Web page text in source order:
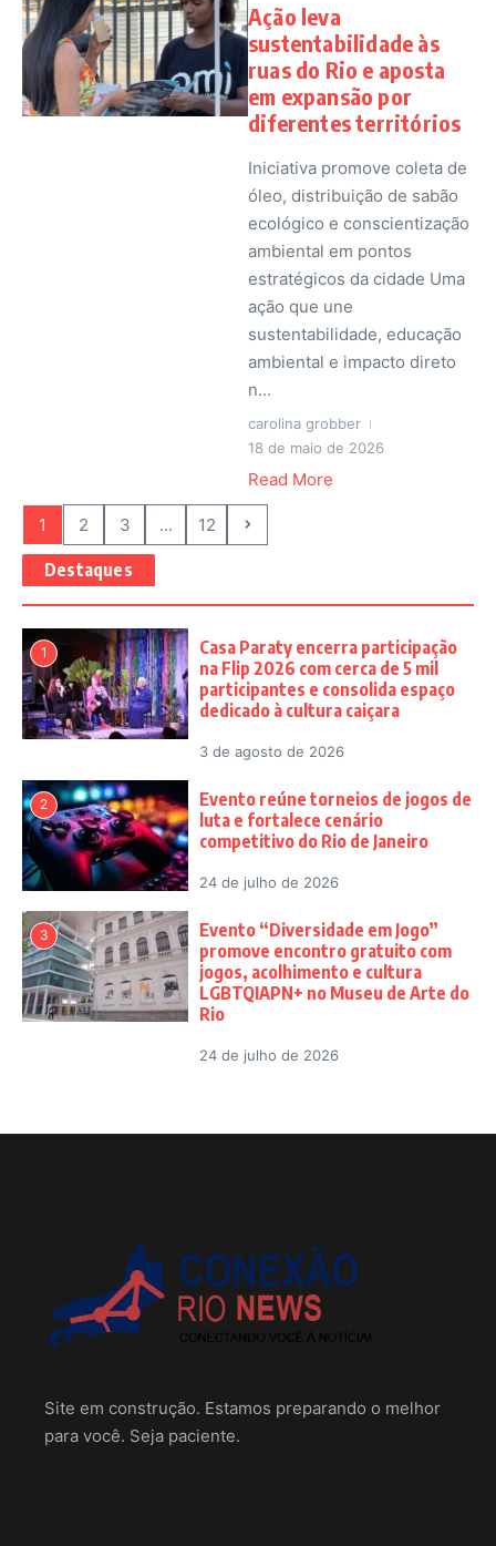
Ação leva
sustentabilidade às
ruas do Rio e aposta
em expansão por
diferentes territórios
Iniciativa promove coleta de
óleo, distribuição de sabão
ecológico e conscientização
ambiental em pontos
estratégicos da cidade Uma
ação que une
sustentabilidade, educação
ambiental e impacto direto
n...
carolina grobber
18 de maio de 2026
Read More
1 2 3 ... 12
Destaques
1
Casa Paraty encerra participação
na Flip 2026 com cerca de 5 mil
participantes e consolida espaço
dedicado à cultura caiçara
3 de agosto de 2026
2
Evento reúne torneios de jogos de
luta e fortalece cenário
competitivo do Rio de Janeiro
24 de julho de 2026
3
Evento “Diversidade em Jogo”
promove encontro gratuito com
jogos, acolhimento e cultura
LGBTQIAPN+ no Museu de Arte do
Rio
24 de julho de 2026
Site em construção. Estamos preparando o melhor
para você. Seja paciente.